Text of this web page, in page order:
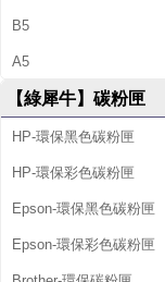
B5
A5
【綠犀牛】碳粉匣
HP-環保黑色碳粉匣
HP-環保彩色碳粉匣
Epson-環保黑色碳粉匣
Epson-環保彩色碳粉匣